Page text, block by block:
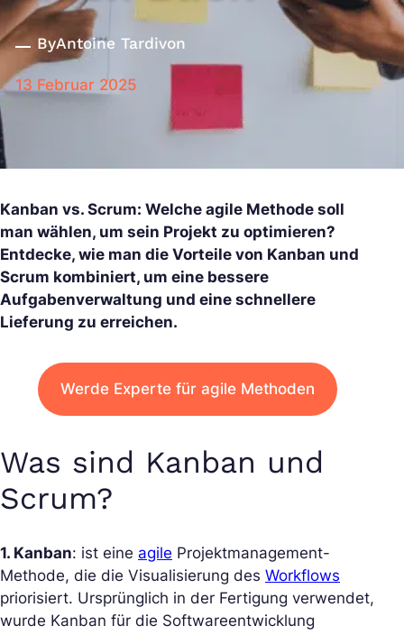
ByAntoine Tardivon
13 Februar 2025
Kanban vs. Scrum: Welche agile Methode soll
man wählen, um sein Projekt zu optimieren?
Entdecke, wie man die Vorteile von Kanban und
Scrum kombiniert, um eine bessere
Aufgabenverwaltung und eine schnellere
Lieferung zu erreichen.
Werde Experte für agile Methoden
Was sind Kanban und
Scrum?
1. Kanban: ist eine agile Projektmanagement-
Methode, die die Visualisierung des Workflows
priorisiert. Ursprünglich in der Fertigung verwendet,
wurde Kanban für die Softwareentwicklung